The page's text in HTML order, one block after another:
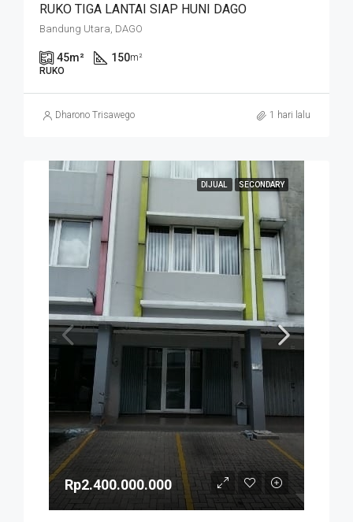
RUKO TIGA LANTAI SIAP HUNI DAGO
Bandung Utara, DAGO
45m² 150m²
RUKO
Dharono Trisawego 1 hari lalu
DIJUAL SECONDARY
Rp2.400.000.000